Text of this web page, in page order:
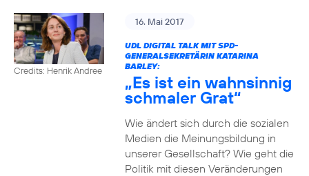
Credits: Henrik Andree
16. Mai 2017
UDL DIGITAL TALK MIT SPD-
GENERALSEKRETÄRIN KATARINA
BARLEY:
„Es ist ein wahnsinnig
schmaler Grat“
Wie ändert sich durch die sozialen
Medien die Meinungsbildung in
unserer Gesellschaft? Wie geht die
Politik mit diesen Veränderungen